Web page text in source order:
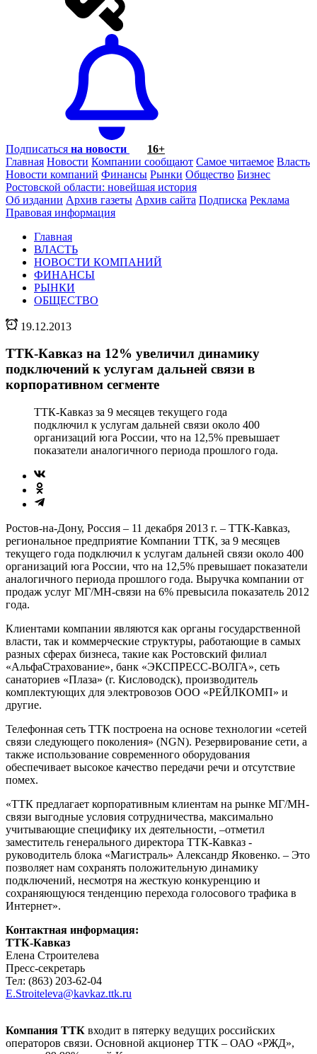
Подписаться на новости
16+
Главная Новости Компании сообщают Самое читаемое Власть
Новости компаний Финансы Рынки Общество Бизнес
Ростовской области: новейшая история
Об издании Архив газеты Архив сайта Подписка Реклама
Правовая информация
Главная
ВЛАСТЬ
НОВОСТИ КОМПАНИЙ
ФИНАНСЫ
РЫНКИ
ОБЩЕСТВО
19.12.2013
ТТК-Кавказ на 12% увеличил динамику
подключений к услугам дальней связи в
корпоративном сегменте
ТТК-Кавказ за 9 месяцев текущего года
подключил к услугам дальней связи около 400
организаций юга России, что на 12,5% превышает
показатели аналогичного периода прошлого года.
Ростов-на-Дону, Россия – 11 декабря 2013 г. – ТТК-Кавказ,
региональное предприятие Компании ТТК, за 9 месяцев
текущего года подключил к услугам дальней связи около 400
организаций юга России, что на 12,5% превышает показатели
аналогичного периода прошлого года. Выручка компании от
продаж услуг МГ/МН-связи на 6% превысила показатель 2012
года.
Клиентами компании являются как органы государственной
власти, так и коммерческие структуры, работающие в самых
разных сферах бизнеса, такие как Ростовский филиал
«АльфаСтрахование», банк «ЭКСПРЕСС-ВОЛГА», сеть
санаториев «Плаза» (г. Кисловодск), производитель
комплектующих для электровозов ООО «РЕЙЛКОМП» и
другие.
Телефонная сеть ТТК построена на основе технологии «сетей
связи следующего поколения» (NGN). Резервирование сети, а
также использование современного оборудования
обеспечивает высокое качество передачи речи и отсутствие
помех.
«ТТК предлагает корпоративным клиентам на рынке МГ/МН-
связи выгодные условия сотрудничества, максимально
учитывающие специфику их деятельности, –отметил
заместитель генерального директора ТТК-Кавказ -
руководитель блока «Магистраль» Александр Яковенко. – Это
позволяет нам сохранять положительную динамику
подключений, несмотря на жесткую конкуренцию и
сохраняющуюся тенденцию перехода голосового трафика в
Интернет».
Контактная информация:
ТТК-Кавказ
Елена Строителева
Пресс-секретарь
Тел: (863) 203-62-04
E.Stroiteleva@kavkaz.ttk.ru
Компания ТТК входит в пятерку ведущих российских
операторов связи. Основной акционер ТТК – ОАО «РЖД»,